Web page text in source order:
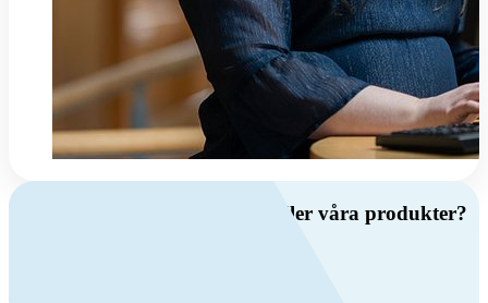
Har du frågor om ventilation eller våra produkter?